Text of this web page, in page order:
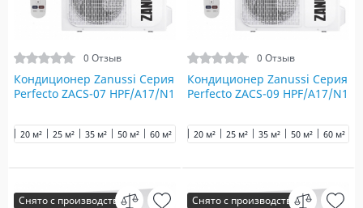
0 Отзыв
Кондиционер Zanussi Серия
Perfecto ZACS-07 HPF/A17/N1
20 м² 25 м² 35 м² 50 м² 60 м² 65 м² 70 м² 90 м²
0 Отзыв
Кондиционер Zanussi Серия
Perfecto ZACS-09 HPF/A17/N1
20 м² 25 м² 35 м² 50 м² 60 м²
Снято с производства Снято с производства